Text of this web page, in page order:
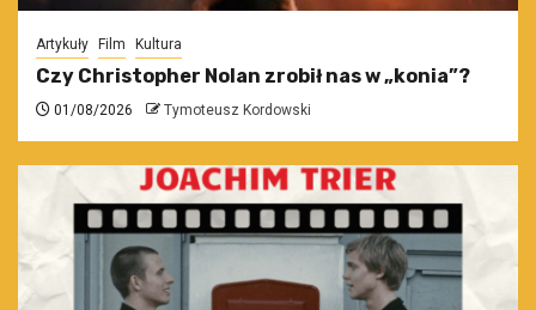
Artykuły Film Kultura
Czy Christopher Nolan zrobił nas w „konia”?
01/08/2026 Tymoteusz Kordowski